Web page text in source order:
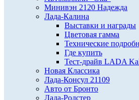
Минивэн 2120 Надежда
Лада-Калина
Выставки и награды
Цветовая гамма
Технические
Где купить
Тест-драйв LADA
Новая Классика
Лада-Консул 21109
Авто от Бронто
Лада-Родстер